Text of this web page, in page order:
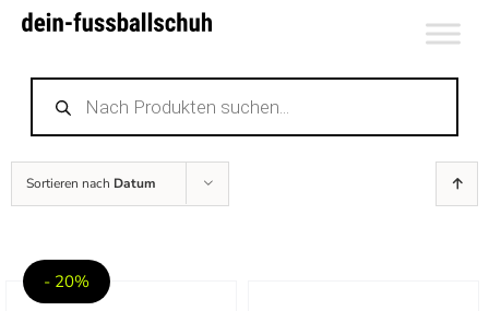
Zum
springen
Products
search
Sortieren nach Datum
- 20%